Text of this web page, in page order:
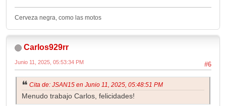
Cerveza negra, como las motos
Carlos929rr
#6
Junio 11, 2025, 05:53:34 PM
Cita de: JSAN15 en Junio 11, 2025, 05:48:51 PM
Menudo trabajo Carlos, felicidades!